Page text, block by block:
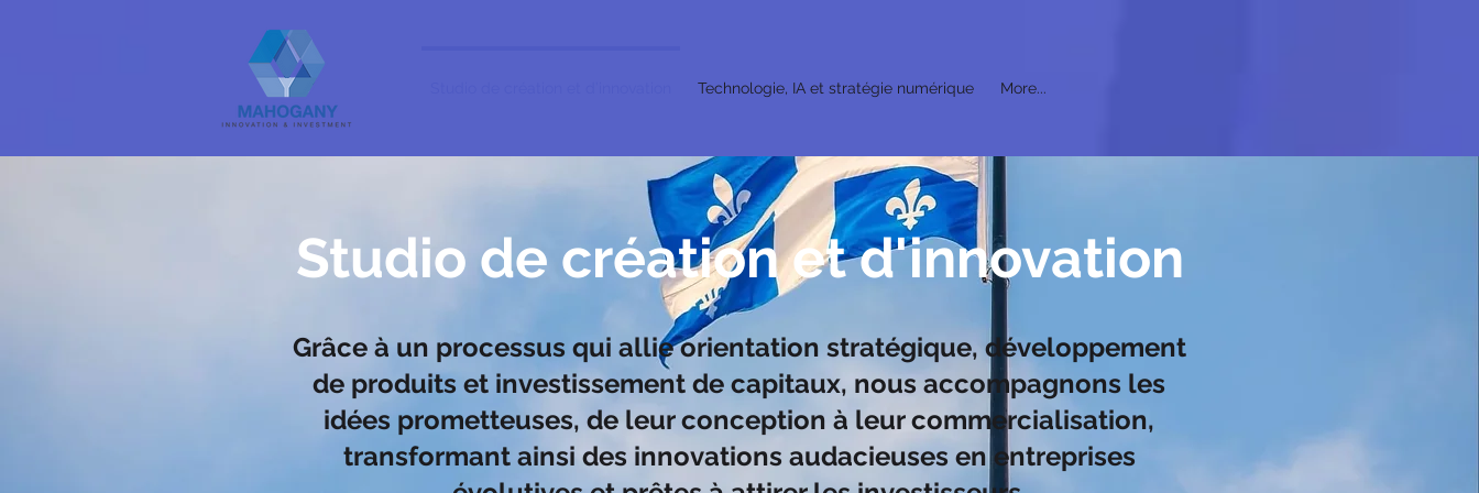
Technologie, IA et stratégie numérique More...
Studio de création et d'innovation
Grâce à un processus qui allie orientation stratégique, développement
de produits et investissement de capitaux, nous accompagnons les
idées prometteuses, de leur conception à leur commercialisation,
transformant ainsi des innovations audacieuses en entreprises